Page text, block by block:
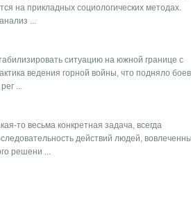
на прикладных социологических методах.
...
ситуацию на южной границе с
ведения горной войны, что подняло
...
то весьма конкретная задача, всегда
действий людей,
решени ...